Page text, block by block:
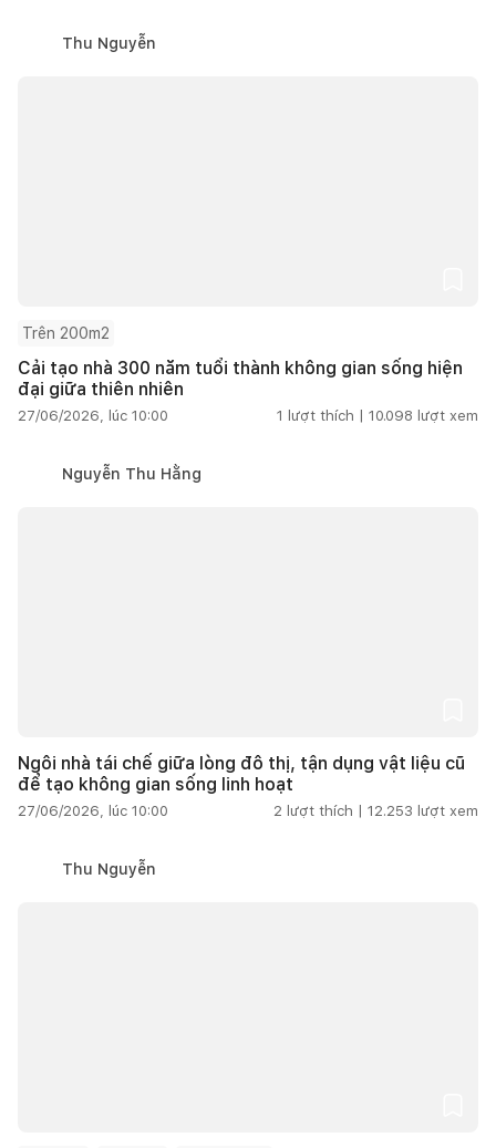
Thu Nguyễn
Trên 200m2
Cải tạo nhà 300 năm tuổi thành không gian sống hiện
đại giữa thiên nhiên
27/06/2026, lúc 10:00 1 lượt thích | 10.098 lượt xem
Nguyễn Thu Hằng
Ngôi nhà tái chế giữa lòng đô thị, tận dụng vật liệu cũ
để tạo không gian sống linh hoạt
27/06/2026, lúc 10:00 2 lượt thích | 12.253 lượt xem
Thu Nguyễn